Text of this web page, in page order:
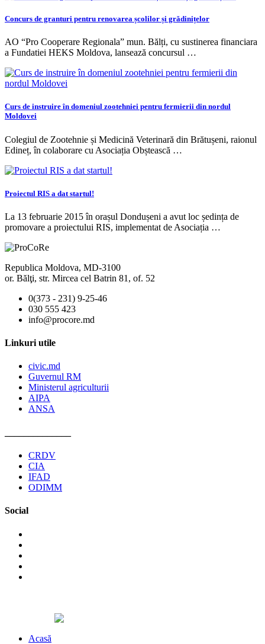
Concurs de granturi pentru renovarea școlilor și grădinițelor
AO “Pro Cooperare Regionala” mun. Bălți, cu sustinerea financiara
a Fundatiei HEKS Moldova, lansează concursul …
Curs de instruire în domeniul zootehniei pentru fermierii din nordul
Moldovei
Colegiul de Zootehnie și Medicină Veterinară din Brătușeni, raionul
Edineț, în colaborare cu Asociația Obștească …
Proiectul RIS a dat startul!
La 13 februarie 2015 în orașul Dondușeni a avut loc ședința de
promovare a proiectului RIS, implementat de Asociația …
Republica Moldova, MD-3100
or. Bălţi, str. Mircea cel Batrin 81, of. 52
0(373 - 231) 9-25-46
030 555 423
info@procore.md
Linkuri utile
civic.md
Guvernul RM
Ministerul agriculturii
AIPA
ANSA
CRDV
CIA
IFAD
ODIMM
Social
Acasă